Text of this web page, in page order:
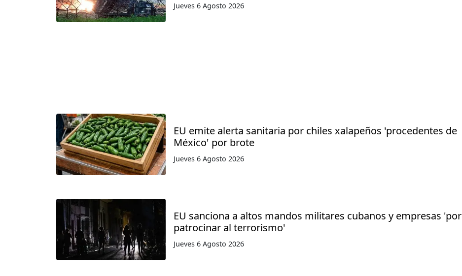
Jueves 6 Agosto 2026
EU emite alerta sanitaria por chiles xalapeños 'procedentes de
México' por brote
Jueves 6 Agosto 2026
EU sanciona a altos mandos militares cubanos y empresas 'por
patrocinar al terrorismo'
Jueves 6 Agosto 2026